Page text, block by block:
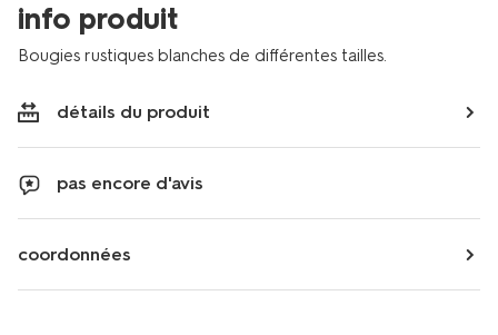
info produit
Bougies rustiques blanches de différentes tailles.
détails du produit
pas encore d'avis
coordonnées